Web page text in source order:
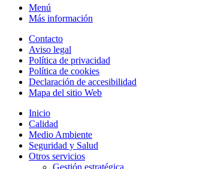
Menú
Más información
Contacto
Aviso legal
Política de privacidad
Política de cookies
Declaración de accesibilidad
Mapa del sitio Web
Inicio
Calidad
Medio Ambiente
Seguridad y Salud
Otros servicios